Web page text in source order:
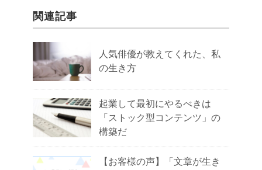
関連記事
人気俳優が教えてくれた、私
の生き方
起業して最初にやるべきは
「ストック型コンテンツ」の
構築だ
【お客様の声】「文章が生き